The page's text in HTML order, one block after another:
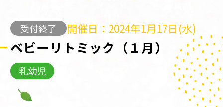
受付終了 開催日：2024年1月17日(水)
ベビーリトミック（１月）
乳幼児